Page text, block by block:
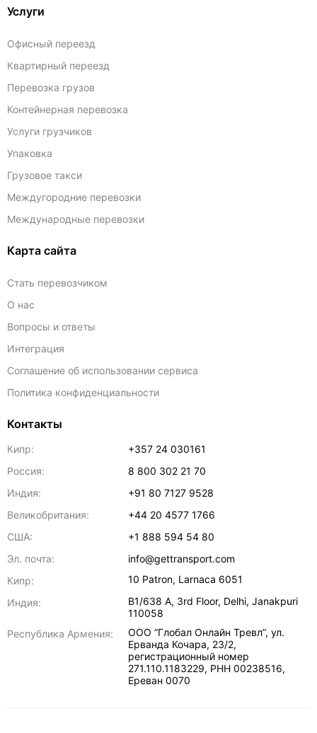
Услуги
Офисный переезд
Квартирный переезд
Перевозка грузов
Контейнерная перевозка
Услуги грузчиков
Упаковка
Грузовое такси
Междугородние перевозки
Международные перевозки
Карта сайта
Стать перевозчиком
О нас
Вопросы и ответы
Интеграция
Соглашение об использовании сервиса
Политика конфиденциальности
Контакты
Кипр:
+357 24 030161
Россия:
8 800 302 21 70
Индия:
+91 80 7127 9528
Великобритания:
+44 20 4577 1766
США:
+1 888 594 54 80
Эл. почта:
info@gettransport.com
Кипр:
10 Patron, Larnaca 6051
Индия:
B1/638 A, 3rd Floor, Delhi,Janakpuri
110058
Республика Армения:
ООО “Глобал Онлайн Тревл”, ул.
Ерванда Кочара, 23/2,
регистрационный номер
271.110.1183229, РНН 00238516,
Ереван 0070